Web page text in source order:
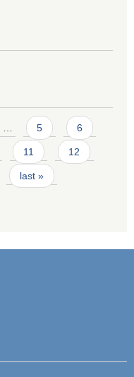
5 6
11 12
last »